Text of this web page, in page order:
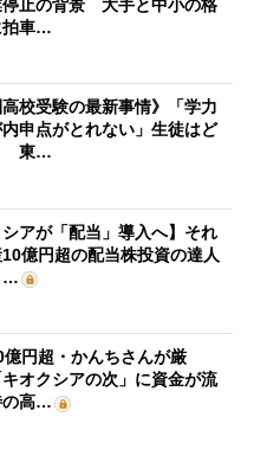
停止の背景 大手と中小の格
拍車…
高校受験の最新事情》「学力
申点がとれない」生徒はど
東…
シアが「配当」導入へ】それ
億円超の配当株投資の達人
…
億円超・かんちさんが厳
オクシアの次」に資金が流
の高…